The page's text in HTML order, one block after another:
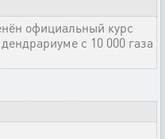
официальный курс
с 10 000 газа